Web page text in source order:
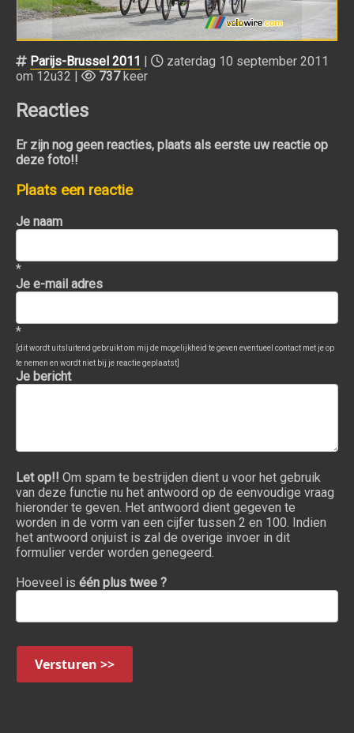
Parijs-Brussel 2011 |
zaterdag 10 september 2011
om 12u32 |
737keer
Reacties
Er zijn nog geen reacties, plaats als eerste uw reactie op
deze foto!!
Plaats een reactie
Je naam
*
Je e-mail adres
*
[dit wordt uitsluitend gebruikt om mij de mogelijkheid te geven eventueel contact met je op
te nemen en wordt niet bij je reactie geplaatst]
Je bericht
Let op!! Om spam te bestrijden dient u voor het gebruik
van deze functie nu het antwoord op de eenvoudige vraag
hieronder te geven. Het antwoord dient gegeven te
worden in de vorm van een cijfer tussen 2 en 100. Indien
het antwoord onjuist is zal de overige invoer in dit
formulier verder worden genegeerd.
Hoeveel is één plus twee ?
Versturen >>